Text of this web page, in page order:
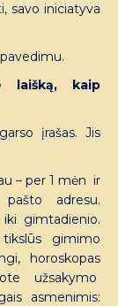
savo iniciatyva
laišką, kaip
įrašas. Jis
– per 1 mėn ir
adresu.
gimtadienio.
gimimo
horoskopas
užsakymo
asmenimis: